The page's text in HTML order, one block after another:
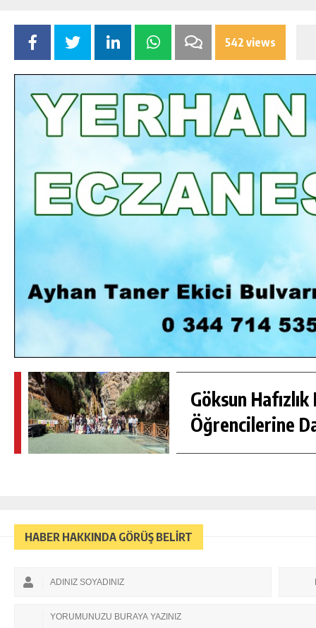
542 views
Göksun Hafızlık
Öğrencilerine
HABER HAKKINDA GÖRÜŞ BELİRT
GÜNLÜK HABER AKIŞI
GÖKSUN HAFIZLIK KIZ KUR’AN KURSU
ÖĞRENCILERINE DARENDE GEZISI.